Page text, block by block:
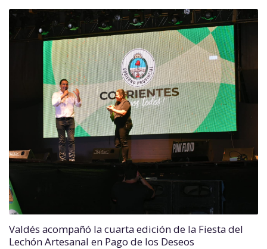
Valdés acompañó la cuarta edición de la Fiesta del
Lechón Artesanal en Pago de los Deseos